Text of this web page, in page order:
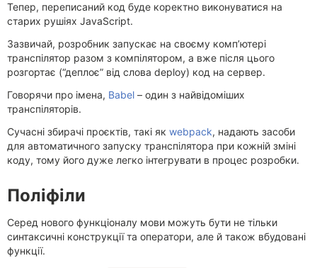
Тепер, переписаний код буде коректно виконуватися на
старих рушіях JavaScript.
Зазвичай, розробник запускає на своєму комп’ютері
транспілятор разом з компілятором, а вже після цього
розгортає (“деплоє” від слова deploy) код на сервер.
Говорячи про імена, Babel – один з найвідоміших
транспіляторів.
Сучасні збирачі проєктів, такі як webpack, надають засоби
для автоматичного запуску транспілятора при кожній зміні
коду, тому його дуже легко інтегрувати в процес розробки.
Поліфіли
Серед нового функціоналу мови можуть бути не тільки
синтаксичні конструкції та оператори, але й також вбудовані
функції.